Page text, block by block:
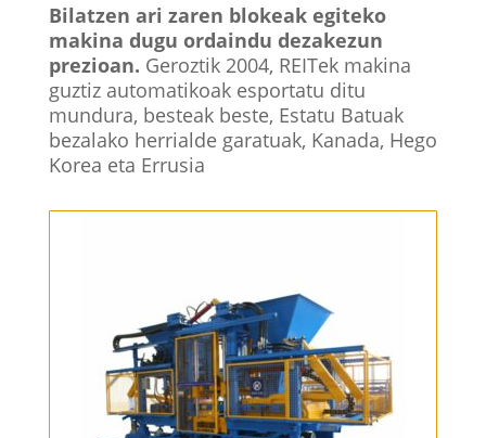
Bilatzen ari zaren blokeak egiteko
makina dugu ordaindu dezakezun
prezioan. Geroztik 2004, REITek makina
guztiz automatikoak esportatu ditu
mundura, besteak beste, Estatu Batuak
bezalako herrialde garatuak, Kanada, Hego
Korea eta Errusia